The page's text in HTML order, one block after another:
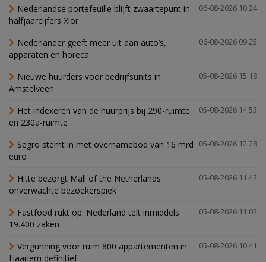
06-08-2026 10:24
Nederlandse portefeuille blijft zwaartepunt in
halfjaarcijfers Xior
06-08-2026 09:25
Nederlander geeft meer uit aan auto’s,
apparaten en horeca
05-08-2026 15:18
Nieuwe huurders voor bedrijfsunits in
Amstelveen
05-08-2026 14:53
Het indexeren van de huurprijs bij 290-ruimte
en 230a-ruimte
05-08-2026 12:28
Segro stemt in met overnamebod van 16 mrd
euro
05-08-2026 11:42
Hitte bezorgt Mall of the Netherlands
onverwachte bezoekerspiek
05-08-2026 11:02
Fastfood rukt op: Nederland telt inmiddels
19.400 zaken
05-08-2026 10:41
Vergunning voor ruim 800 appartementen in
Haarlem definitief